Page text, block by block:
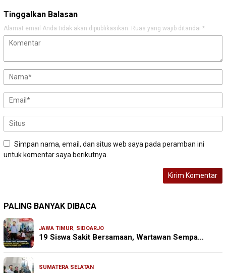
Tinggalkan Balasan
Alamat email Anda tidak akan dipublikasikan. Ruas yang wajib ditandai *
Simpan nama, email, dan situs web saya pada peramban ini
untuk komentar saya berikutnya.
PALING BANYAK DIBACA
JAWA TIMUR, SIDOARJO
19 Siswa Sakit Bersamaan, Wartawan Sempa…
SUMATERA SELATAN